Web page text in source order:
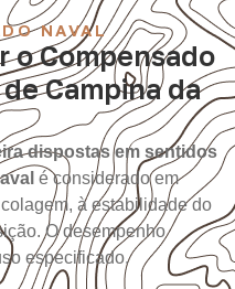
NAVAL
o Compensado
Campina da
dispostas em sentidos
é considerado em
à estabilidade do
O desempenho
especificado.